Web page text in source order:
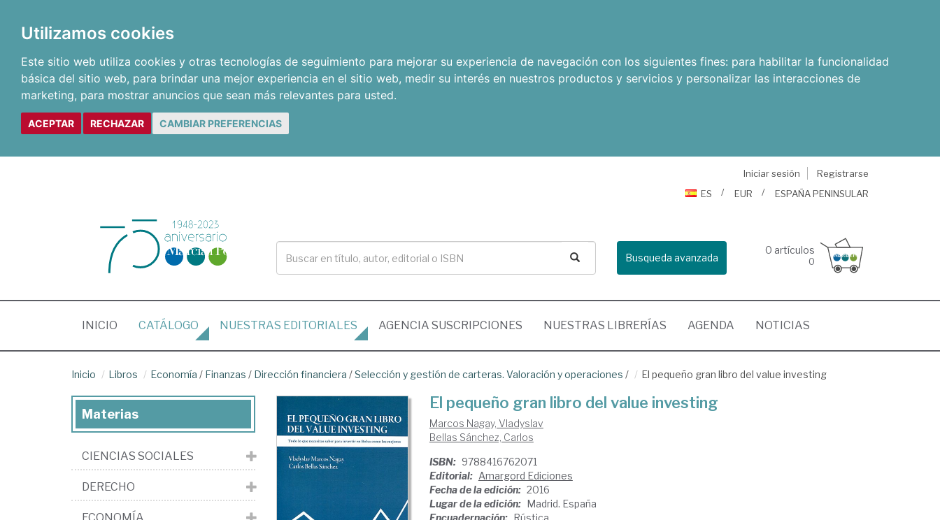
Utilizamos cookies
Este sitio web utiliza cookies y otras tecnologías de seguimiento para mejorar su experiencia de navegación con los siguientes fines: para habilitar la funcionalidad
básica del sitio web, para brindar una mejor experiencia en el sitio web, medir su interés en nuestros productos y servicios y personalizar las interacciones de
marketing, para mostrar anuncios que sean más relevantes para usted.
ACEPTAR RECHAZAR CAMBIAR PREFERENCIAS
Iniciar sesión
Registrarse
ES
EUR ESPAÑA PENINSULAR
Busqueda avanzada
0 artículos
0
INICIO (CURRENT)
CATÁLOGO NUESTRAS EDITORIALES AGENCIA SUSCRIPCIONES NUESTRAS LIBRERÍAS AGENDA NOTICIAS
Inicio Libros Economía / Finanzas / Dirección financiera /Selección y gestión de carteras. Valoración y operaciones / El pequeño gran libro del value investing
El pequeño gran libro del value investing
Marcos Nagay, Vladyslav
Bellas Sánchez, Carlos
ISBN: 9788416762071
Editorial: Amargord Ediciones
Fecha de la edición: 2016
Lugar de la edición: Madrid. España
Encuadernación: Rústica
Materias
CIENCIAS SOCIALES
DERECHO